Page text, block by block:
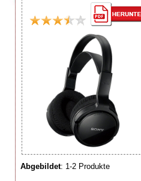
Abgebildet: 1-2 Produkte